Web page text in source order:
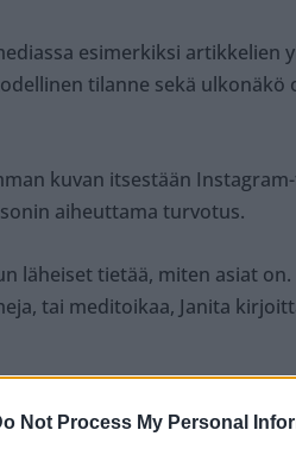
Not Process My Personal
esimerkiksi artikkelien
tilanne sekä ulkonäkö
kuvan itsestään
aiheuttama turvotus.
läheiset tietää, miten asiat
tai meditoikaa, Janita
raha-asioistaan.